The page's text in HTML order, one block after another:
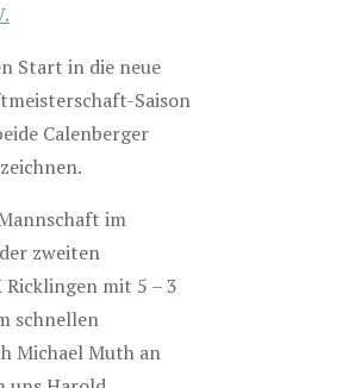
Start in die neue
Saison
Calenberger
im
zweiten
mit 5 – 3
schnellen
Michael Muth an